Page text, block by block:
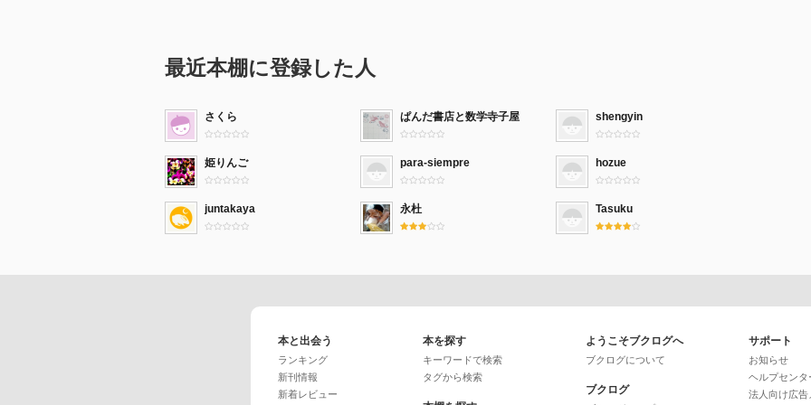
最近本棚に登録した人
さくら ぱんだ書店と数学寺子屋 shengyin
姫りんご para-siempre hozue
juntakaya 永杜 Tasuku
本と出会う
ランキング
新刊情報
新着レビュー
本を探す
キーワードで検索
タグから検索
ようこそブクログへ
ブクログについて
ブクログ
サポート
お知らせ
ヘルプセンタ
法人向け広告